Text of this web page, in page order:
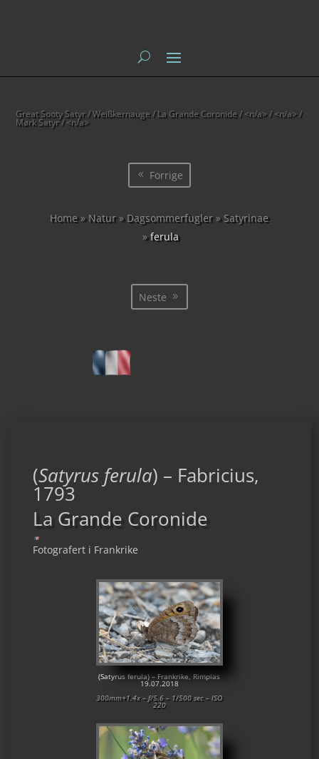
Great Sooty Satyr / Weißkernauge / La Grande Coronide / <n/a> / <n/a> /
Mørk Satyr / <n/a>
Forrige
Home»Natur»Dagsommerfugler»Satyrinae
»ferula
Neste
(Satyrus ferula) – Fabricius,
1793
La Grande Coronide
Fotografert i Frankrike
(Satyrus ferula) – Frankrike, Rimplas
19.07.2018
300mm+1.4x – f/5.6 – 1/500 sec – ISO
220